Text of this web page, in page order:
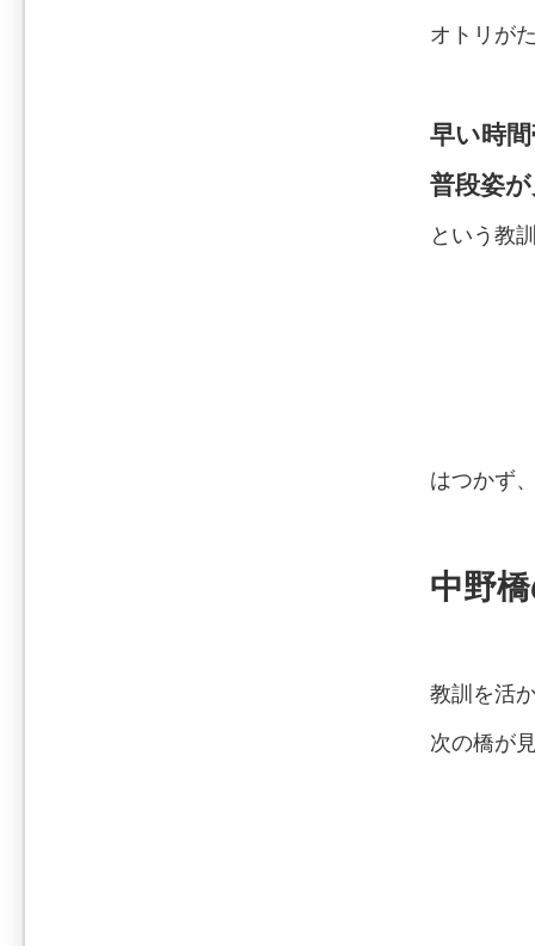
オトリが
早い時
普段姿
という教
はつかず
中野
教訓を活
次の橋が